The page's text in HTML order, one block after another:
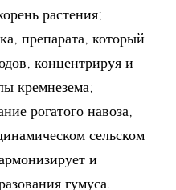
растения;
препарата, который
концентрируя и
кремнезема;
рогатого навоза,
сельском
и
гумуса.